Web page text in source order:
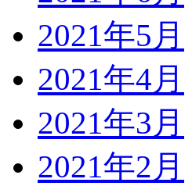
2021年5月
2021年4月
2021年3月
2021年2月